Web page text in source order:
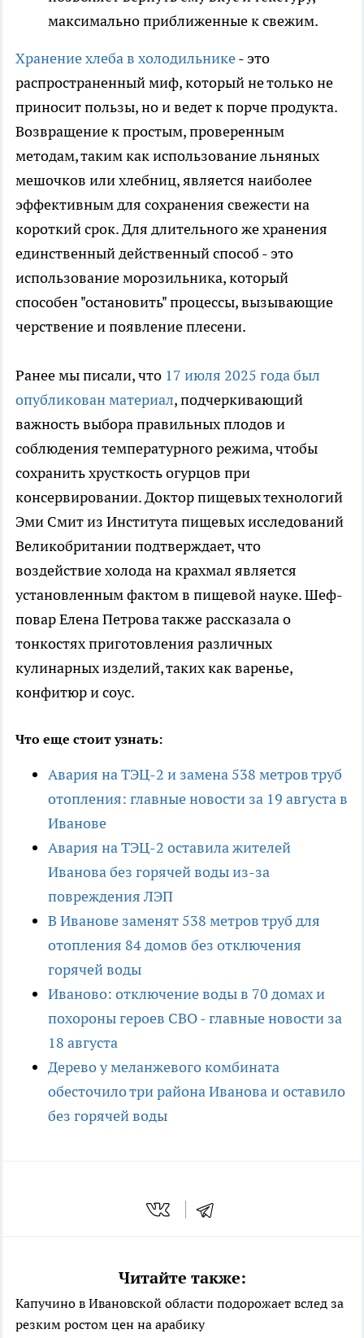
максимально приближенные к свежим.
Хранение хлеба в холодильнике- это
распространенный миф, который не только не
приносит пользы, но и ведет к порче продукта.
Возвращение к простым, проверенным
методам, таким как использование льняных
мешочков или хлебниц, является наиболее
эффективным для сохранения свежести на
короткий срок. Для длительного же хранения
единственный действенный способ - это
использование морозильника, который
способен "остановить" процессы, вызывающие
черствение и появление плесени.
Ранее мы писали, что 17 июля 2025 года был
опубликован материал, подчеркивающий
важность выбора правильных плодов и
соблюдения температурного режима, чтобы
сохранить хрусткость огурцов при
консервировании. Доктор пищевых технологий
Эми Смит из Института пищевых исследований
Великобритании подтверждает, что
воздействие холода на крахмал является
установленным фактом в пищевой науке. Шеф-
повар Елена Петрова также рассказала о
тонкостях приготовления различных
кулинарных изделий, таких как варенье,
конфитюр и соус.
Что еще стоит узнать:
Авария на ТЭЦ-2 и замена 538 метров труб
отопления: главные новости за 19 августа в
Иванове
Авария на ТЭЦ-2 оставила жителей
Иванова без горячей воды из-за
повреждения ЛЭП
В Иванове заменят 538 метров труб для
отопления 84 домов без отключения
горячей воды
Иваново: отключение воды в 70 домах и
похороны героев СВО - главные новости за
18 августа
Дерево у меланжевого комбината
обесточило три района Иванова и оставило
без горячей воды
Читайте также:
Капучино в Ивановской области подорожает вслед за
резким ростом цен на арабику